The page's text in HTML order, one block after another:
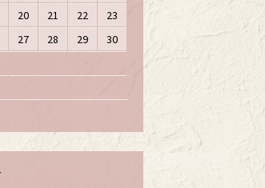
20 21 22
23
27 28 29
30